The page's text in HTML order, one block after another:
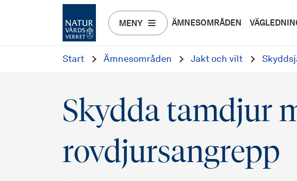
MENY ÄMNESOMRÅDEN
Start Ämnesområden Jakt och vilt
Skydda tamdjur
rovdjursangrepp